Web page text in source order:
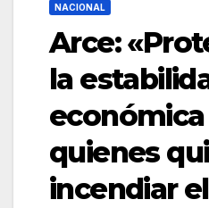
NACIONAL
Arce:
la
quienes
incendiar